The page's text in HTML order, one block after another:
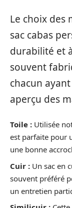
Le choix des
sac cabas
durabilité et
souvent
chacun
aperçu des
Toile : Utilisée
est parfaite pour
une bonne
Cuir : Un sac en
souvent préféré
un entretien